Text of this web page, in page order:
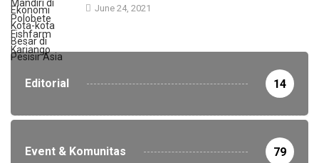
June 24, 2021
Editorial 14
Event & Komunitas 79